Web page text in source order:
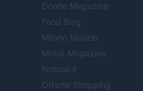
Donne Magazine
Food Blog
Milano Notizie
Motor Magazine
Notizie.it
Offerte Shopping